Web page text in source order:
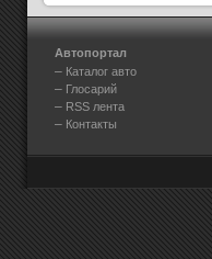
Автопортал
– Каталог авто
– Глосарий
– RSS лента
– Контакты